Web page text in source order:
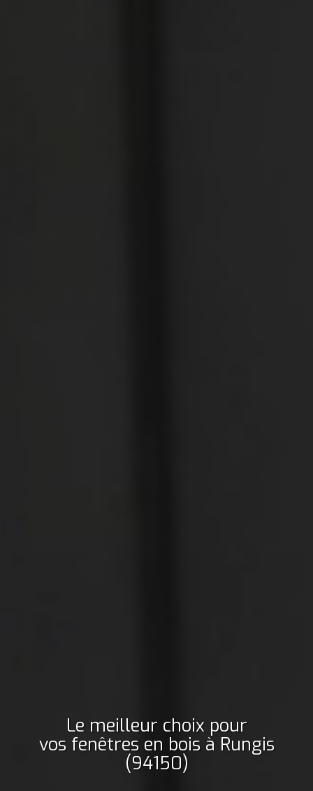
Le meilleur choix pour
vos fenêtres en bois à Rungis
(94150)